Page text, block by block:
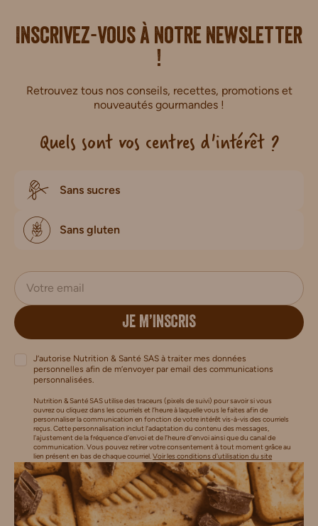
Inscrivez-vous à notre newsletter
!
Retrouvez tous nos conseils, recettes, promotions et
nouveautés gourmandes !
Quels sont vos centres d'intérêt ?
Sans sucres
Sans gluten
JE M’INSCRIS
J’autorise Nutrition & Santé SAS à traiter mes données
personnelles afin de m’envoyer par email des communications
personnalisées.
Nutrition & Santé SAS utilise des traceurs (pixels de suivi) pour savoir si vous
ouvrez ou cliquez dans les courriels et l’heure à laquelle vous le faites afin de
personnaliser la communication en fonction de votre intérêt vis-à-vis des courriels
reçus. Cette personnalisation inclut l’adaptation du contenu des messages,
l'ajustement de la fréquence d’envoi et de l’heure d’envoi ainsi que du canal de
communication. Vous pouvez retirer votre consentement à tout moment grâce au
lien présent en bas de chaque courriel.Voir les conditions d'utilisation du site